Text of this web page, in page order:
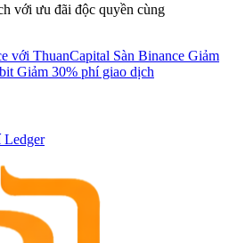
với ưu đãi độc quyền cùng
Sàn Binance Giảm
Giảm 30% phí giao dịch